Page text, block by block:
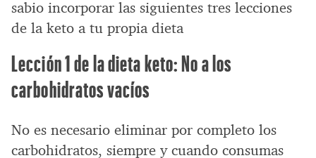
sabio incorporar las siguientes tres lecciones
de la keto a tu propia dieta
Lección 1 de la dieta keto: No a los
carbohidratos vacíos
No es necesario eliminar por completo los
carbohidratos, siempre y cuando consumas